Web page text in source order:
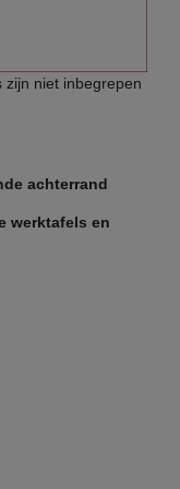
zijn niet inbegrepen
achterrand
werktafels en